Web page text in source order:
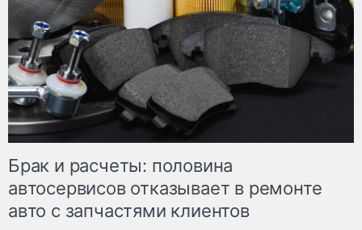
Брак и расчеты: половина
автосервисов отказывает в ремонте
авто с запчастями клиентов